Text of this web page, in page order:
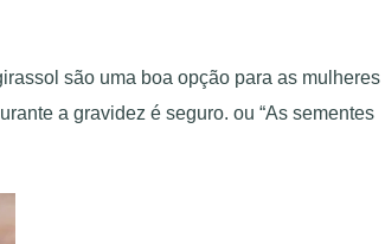
são uma boa opção para as mulheres
a gravidez é seguro. ou “As sementes